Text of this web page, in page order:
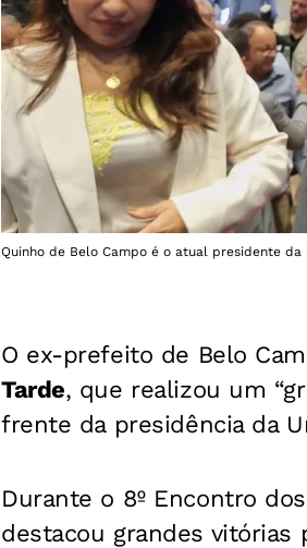
Quinho de Belo Campo é o atual presidente da
O ex-prefeito de Belo
Tarde, que realizou um
frente da presidência da
Durante o 8º Encontro
destacou grandes